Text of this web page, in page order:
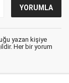
yazan kişiye
Her bir yorum